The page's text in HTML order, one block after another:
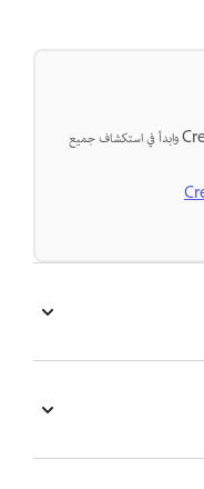
احصل على Creative Cloud وابدأ في استكشاف جميع